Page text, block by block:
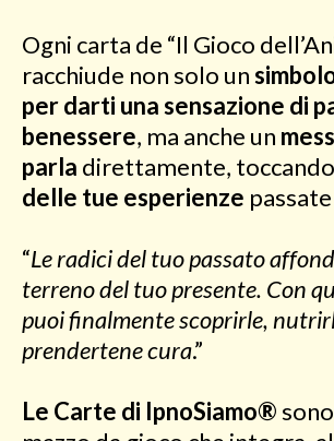
Ogni carta de “Il Gioco
racchiude non solo un
per darti una sensazione di
benessere, ma anche un
parla direttamente,
delle tue esperienze
“Le radici del tuo passato
terreno del tuo presente. Con
puoi finalmente scoprirle,
prendertene cura.”
Le Carte di IpnoSiamo®